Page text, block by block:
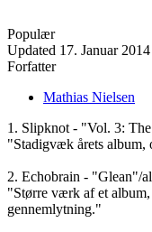
Populær
Updated 17. Januar 2014
Forfatter
Mathias Nielsen
1. Slipknot - "Vol. 3:
"Stadigvæk årets album,
2. Echobrain - "Glean"/
"Større værk af et
gennemlytning."